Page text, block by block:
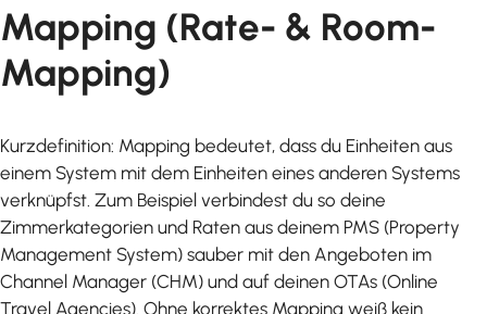
Mapping (Rate- & Room-
Mapping)
Kurzdefinition: Mapping bedeutet, dass du Einheiten aus
einem System mit dem Einheiten eines anderen Systems
verknüpfst. Zum Beispiel verbindest du so deine
Zimmerkategorien und Raten aus deinem PMS (Property
Management System) sauber mit den Angeboten im
Channel Manager (CHM) und auf deinen OTAs (Online
Travel Agencies). Ohne korrektes Mapping weiß kein